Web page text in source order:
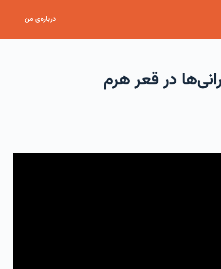
درباره‌ی من
در قعر هرم